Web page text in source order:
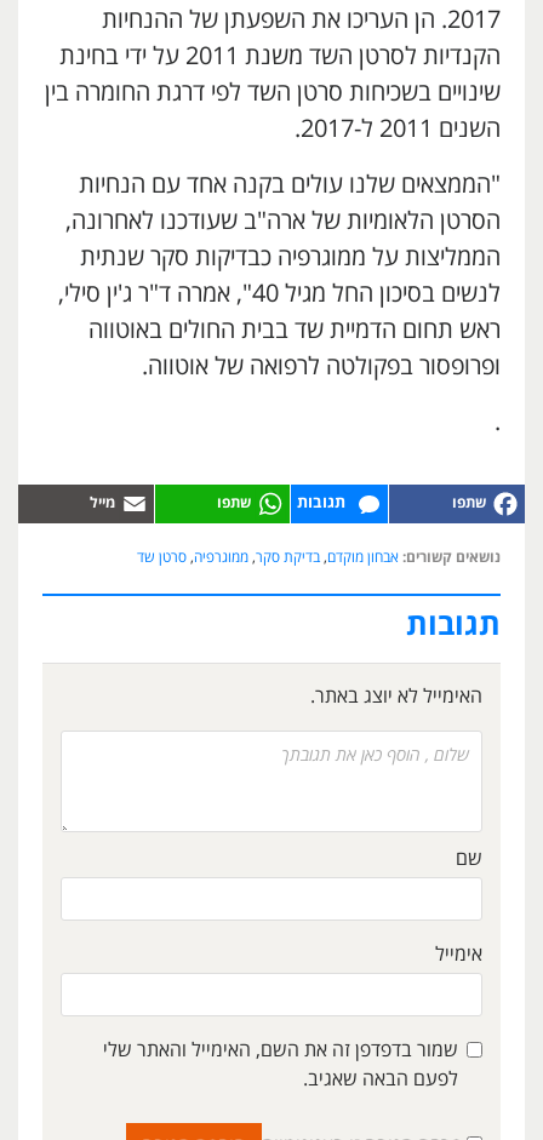
2017. הן העריכו את השפעתן של ההנחיות
הקנדיות לסרטן השד משנת 2011 על ידי בחינת
שינויים בשכיחות סרטן השד לפי דרגת החומרה בין
השנים 2011 ל-2017.
"הממצאים שלנו עולים בקנה אחד עם הנחיות
הסרטן הלאומיות של ארה"ב שעודכנו לאחרונה,
הממליצות על ממוגרפיה כבדיקות סקר שנתית
לנשים בסיכון החל מגיל 40", אמרה ד"ר ג'ין סילי,
ראש תחום הדמיית שד בבית החולים באוטווה
ופרופסור בפקולטה לרפואה של אוטווה.
.
תגובות
נושאים קשורים: אבחון מוקדם,בדיקת סקר, ממוגרפיה, סרטן שד
תגובות
האימייל לא יוצג באתר.
שם
אימייל
שמור בדפדפן זה את השם, האימייל והאתר שלי
לפעם הבאה שאגיב.